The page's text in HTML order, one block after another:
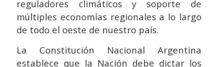
reguladores climáticos y soporte de
múltiples economías regionales a lo largo
de todo el oeste de nuestro país.
La Constitución Nacional Argentina
establece que la Nación debe dictar los